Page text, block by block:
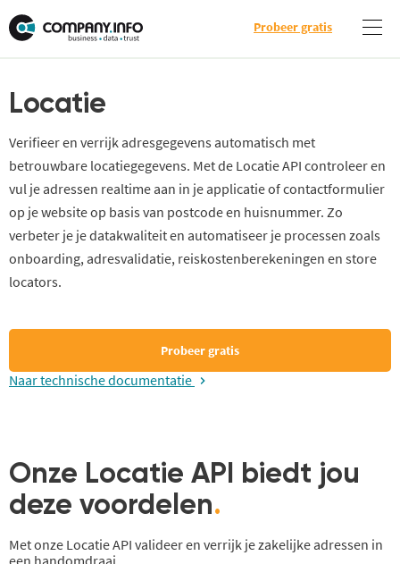
Probeer gratis
Locatie
Verifieer en verrijk adresgegevens automatisch met
betrouwbare locatiegegevens. Met de Locatie API controleer en
vul je adressen realtime aan in je applicatie of contactformulier
op je website op basis van postcode en huisnummer. Zo
verbeter je je datakwaliteit en automatiseer je processen zoals
onboarding, adresvalidatie, reiskostenberekeningen en store
locators.
Probeer gratis
Naar technische documentatie
Onze Locatie API biedt jou
deze voordelen.
Met onze Locatie API valideer en verrijk je zakelijke adressen in
een handomdraai.